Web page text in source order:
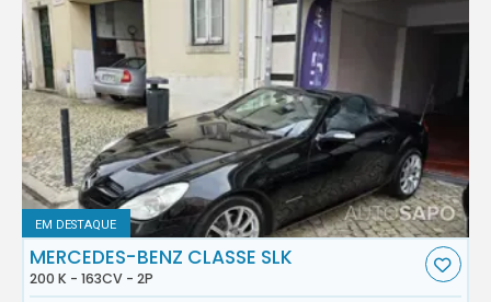
EM DESTAQUE
MERCEDES-BENZ CLASSE SLK
200 K - 163CV - 2P